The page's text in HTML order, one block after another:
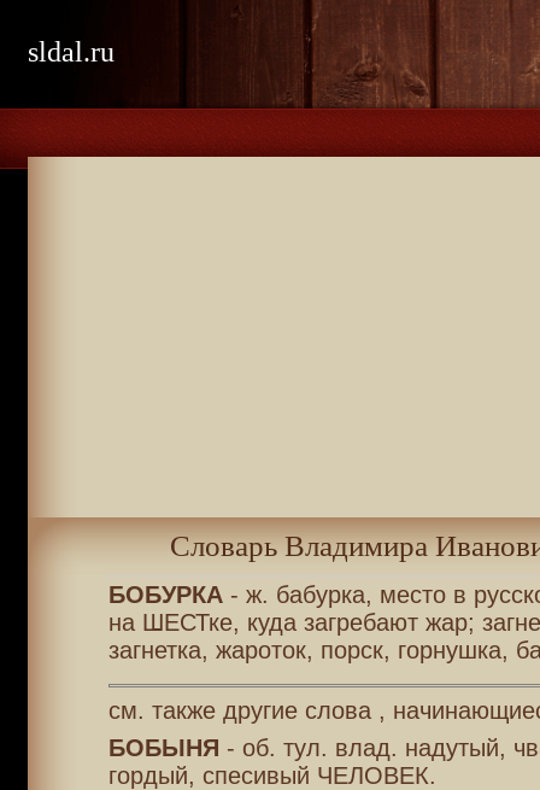
sldal.ru
Словарь Владимира
БОБУРКА- ж. бабурка, место в
на ШЕСТке, куда загребают жар;
загнетка, жароток, порск, горнушка,
см. также другие слова ,
БОБЫНЯ - об. тул. влад. надутый,
гордый, спесивый ЧЕЛОВЕК.